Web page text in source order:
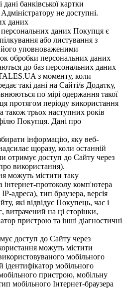
дані банківської картки
не доступні.
даних
даних Покупця є
або листування з
його уповноваженими
обробки персональних даних
до баз персональних даних
з моменту, коли
такі дані на Сайті/в Додатку,
по мірі одержання такої
протягом періоду використання
також трьох наступних років
Покупця. Дані про
інформацію, яку веб-
щоразу, коли останній
отримує доступ до Сайту через
використання).
можуть містити таку
інтернет-протоколу комп'ютера
адреса), тип браузера, версія
які відвідує Покупець, час і
витрачений на ці сторінки,
пристрою та інші діагностичні
доступ до Сайту через
можуть містити
мобільного
мобільного
пристрою, мобільну
мобільного Інтернет-браузера